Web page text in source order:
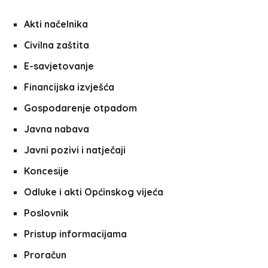
Akti načelnika
Civilna zaštita
E-savjetovanje
Financijska izvješća
Gospodarenje otpadom
Javna nabava
Javni pozivi i natječaji
Koncesije
Odluke i akti Općinskog vijeća
Poslovnik
Pristup informacijama
Proračun